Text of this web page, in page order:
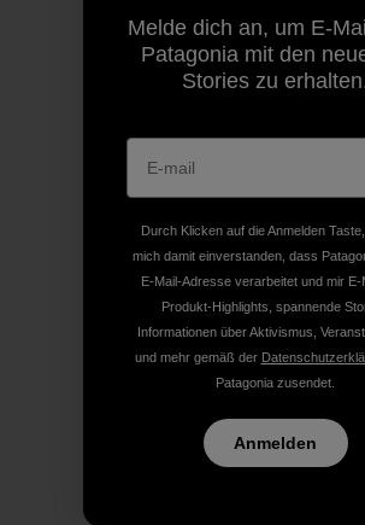
Melde dich an, um E-
Patagonia mit den
Stories zu
Durch Klicken auf die Anmelden
mich damit einverstanden, dass
E-Mail-Adresse verarbeitet und mir E-
Produkt-Highlights, spannende
Informationen über Aktivismus,
und mehr gemäß der
Patagonia zusendet.
Anmelden